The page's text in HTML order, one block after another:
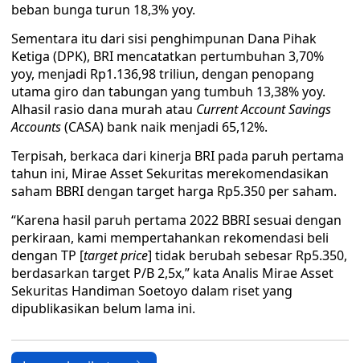
beban bunga turun 18,3% yoy.
Sementara itu dari sisi penghimpunan Dana Pihak
Ketiga (DPK), BRI mencatatkan pertumbuhan 3,70%
yoy, menjadi Rp1.136,98 triliun, dengan penopang
utama giro dan tabungan yang tumbuh 13,38% yoy.
Alhasil rasio dana murah atau Current Account Savings
Accounts(CASA) bank naik menjadi 65,12%.
Terpisah, berkaca dari kinerja BRI pada paruh pertama
tahun ini, Mirae Asset Sekuritas merekomendasikan
saham BBRI dengan target harga Rp5.350 per saham.
“Karena hasil paruh pertama 2022 BBRI sesuai dengan
perkiraan, kami mempertahankan rekomendasi beli
dengan TP [target price] tidak berubah sebesar Rp5.350,
berdasarkan target P/B 2,5x,” kata Analis Mirae Asset
Sekuritas Handiman Soetoyo dalam riset yang
dipublikasikan belum lama ini.